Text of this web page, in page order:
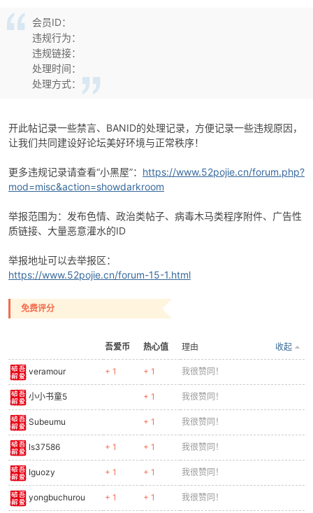
破
52
会员ID：
违规行为：
违规链接：
处理时间：
处理方式：
开此帖记录一些禁言、BANID的处理记录，方便记录一些违规原因，
让我们共同建设好论坛美好环境与正常秩序！
更多违规记录请查看“小黑屋”： https://www.52pojie.cn/forum.php?
mod=misc&action=showdarkroom
举报范围为：发布色情、政治类帖子、病毒木马类程序附件、广告性
质链接、大量恶意灌水的ID
举报地址可以去举报区：
https://www.52pojie.cn/forum-15-1.html
免费评分
吾爱币 热心值 收起
理由
veramour + 1 + 1 我很赞同！
小小书童5 + 1 我很赞同！
Subeumu + 1 我很赞同！
ls37586 + 1 + 1 我很赞同！
Iguozy + 1 + 1 我很赞同！
yongbuchurou + 1 + 1 我很赞同！